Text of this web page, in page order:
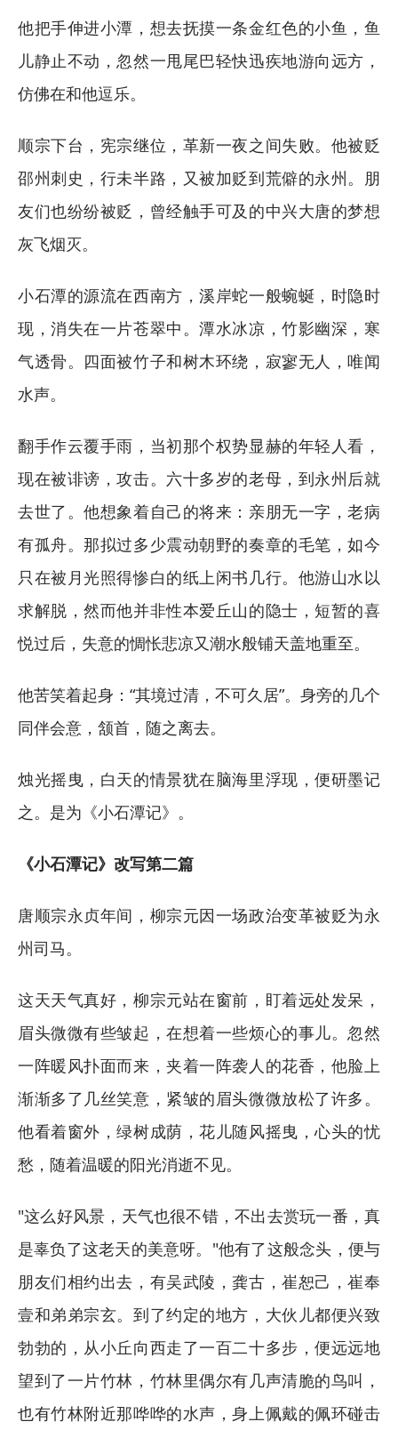
他把手伸进小潭，想去抚摸一条金红色的小鱼，鱼
儿静止不动，忽然一甩尾巴轻快迅疾地游向远方，
仿佛在和他逗乐。
顺宗下台，宪宗继位，革新一夜之间失败。他被贬
邵州刺史，行未半路，又被加贬到荒僻的永州。朋
友们也纷纷被贬，曾经触手可及的中兴大唐的梦想
灰飞烟灭。
小石潭的源流在西南方，溪岸蛇一般蜿蜒，时隐时
现，消失在一片苍翠中。潭水冰凉，竹影幽深，寒
气透骨。四面被竹子和树木环绕，寂寥无人，唯闻
水声。
翻手作云覆手雨，当初那个权势显赫的年轻人看，
现在被诽谤，攻击。六十多岁的老母，到永州后就
去世了。他想象着自己的将来：亲朋无一字，老病
有孤舟。那拟过多少震动朝野的奏章的毛笔，如今
只在被月光照得惨白的纸上闲书几行。他游山水以
求解脱，然而他并非性本爱丘山的隐士，短暂的喜
悦过后，失意的惆怅悲凉又潮水般铺天盖地重至。
他苦笑着起身：“其境过清，不可久居”。身旁的几个
同伴会意，颔首，随之离去。
烛光摇曳，白天的情景犹在脑海里浮现，便研墨记
之。是为《小石潭记》。
《小石潭记》改写第二篇
唐顺宗永贞年间，柳宗元因一场政治变革被贬为永
州司马。
这天天气真好，柳宗元站在窗前，盯着远处发呆，
眉头微微有些皱起，在想着一些烦心的事儿。忽然
一阵暖风扑面而来，夹着一阵袭人的花香，他脸上
渐渐多了几丝笑意，紧皱的眉头微微放松了许多。
他看着窗外，绿树成荫，花儿随风摇曳，心头的忧
愁，随着温暖的阳光消逝不见。
"这么好风景，天气也很不错，不出去赏玩一番，真
是辜负了这老天的美意呀。"他有了这般念头，便与
朋友们相约出去，有吴武陵，龚古，崔恕己，崔奉
壹和弟弟宗玄。到了约定的地方，大伙儿都便兴致
勃勃的，从小丘向西走了一百二十多步，便远远地
望到了一片竹林，竹林里偶尔有几声清脆的鸟叫，
也有竹林附近那哗哗的水声，身上佩戴的佩环碰击